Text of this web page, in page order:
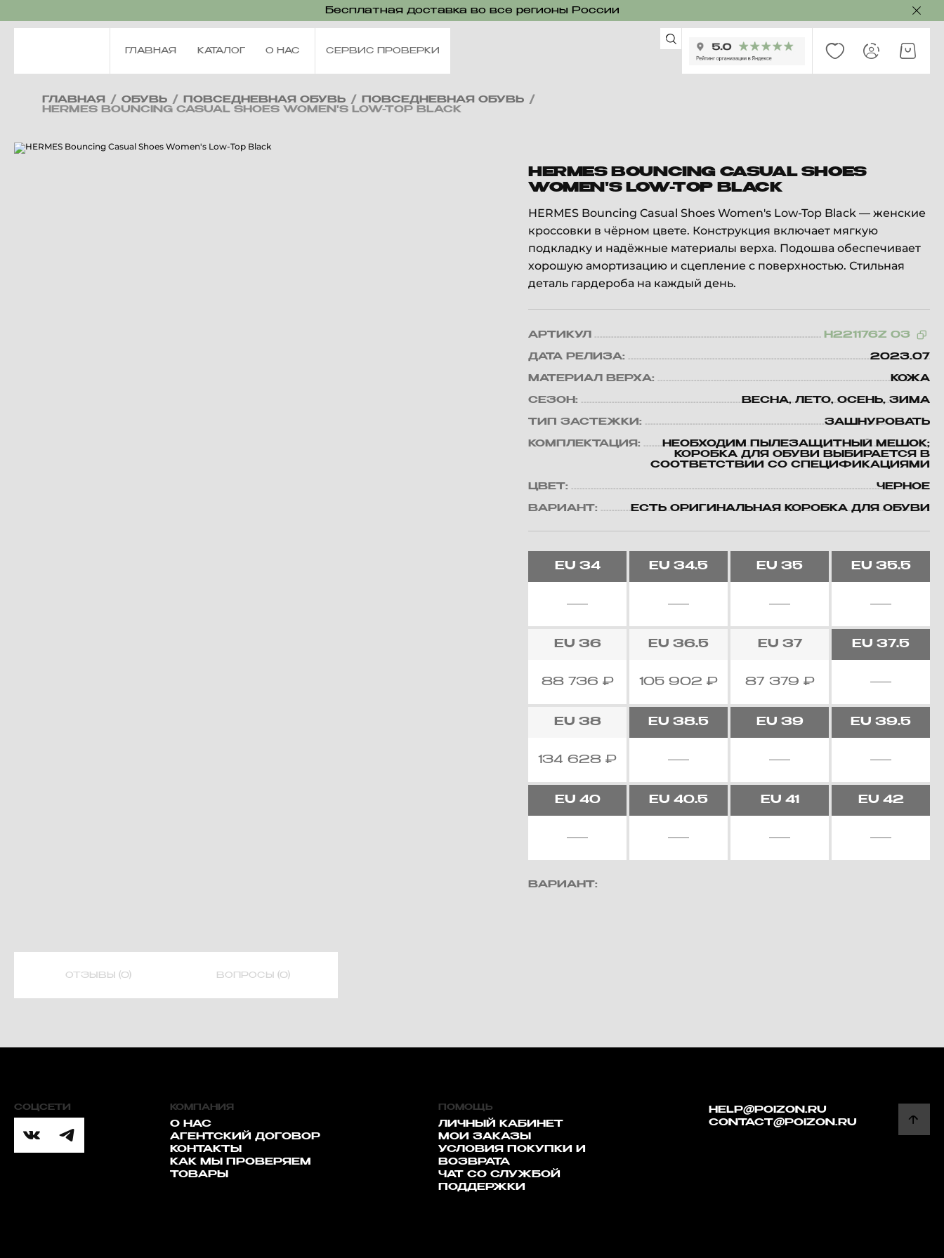
Бесплатная доставка во все регионы России
ГЛАВНАЯ КАТАЛОГ О НАС СЕРВИС ПРОВЕРКИ
ГЛАВНАЯ / ОБУВЬ / ПОВСЕДНЕВНАЯ ОБУВЬ / ПОВСЕДНЕВНАЯ ОБУВЬ /
HERMES BOUNCING CASUAL SHOES WOMEN'S LOW-TOP BLACK
HERMES BOUNCING CASUAL SHOES
WOMEN'S LOW-TOP BLACK
HERMES Bouncing Casual Shoes Women's Low-Top Black — женские
кроссовки в чёрном цвете. Конструкция включает мягкую
подкладку и надёжные материалы верха. Подошва обеспечивает
хорошую амортизацию и сцепление с поверхностью. Стильная
деталь гардероба на каждый день.
АРТИКУЛ H221176Z 03
ДАТА РЕЛИЗА: 2023.07
МАТЕРИАЛ ВЕРХА: КОЖА
СЕЗОН: ВЕСНА, ЛЕТО, ОСЕНЬ, ЗИМА
ТИП ЗАСТЕЖКИ: ЗАШНУРОВАТЬ
КОМПЛЕКТАЦИЯ:
НЕОБХОДИМ ПЫЛЕЗАЩИТНЫЙ МЕШОК;
КОРОБКА ДЛЯ ОБУВИ ВЫБИРАЕТСЯ В
СООТВЕТСТВИИ СО СПЕЦИФИКАЦИЯМИ
ЦВЕТ: ЧЕРНОЕ
ВАРИАНТ: ЕСТЬ ОРИГИНАЛЬНАЯ КОРОБКА ДЛЯ ОБУВИ
EU 34 EU 34.5 EU 35 EU 35.5
EU 36
88 736 ₽
EU 36.5
105 902₽
EU 37
87 379 ₽
EU 37.5
EU 38
134 628₽
EU 38.5 EU 39 EU 39.5
EU 40 EU 40.5 EU 41 EU 42
ВАРИАНТ:
ОТЗЫВЫ (0) ВОПРОСЫ (0)
СОЦСЕТИ КОМПАНИЯ
О НАС
АГЕНТСКИЙ ДОГОВОР
КОНТАКТЫ
КАК МЫ ПРОВЕРЯЕМ
ТОВАРЫ
HELP@POIZON.RU
CONTACT@POIZON.RU
ПОМОЩЬ
ЛИЧНЫЙ КАБИНЕТ
МОИ ЗАКАЗЫ
УСЛОВИЯ ПОКУПКИ И
ВОЗВРАТА
ЧАТ СО СЛУЖБОЙ
ПОДДЕРЖКИ